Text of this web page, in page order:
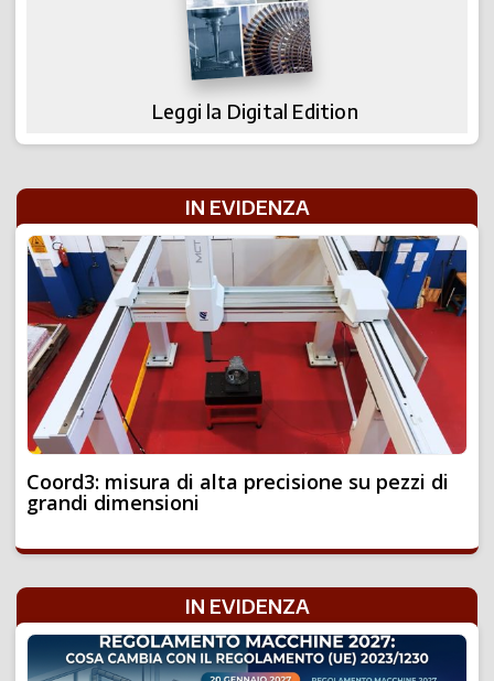
Leggi la Digital Edition
IN EVIDENZA
Coord3: misura di alta precisione su pezzi di
grandi dimensioni
IN EVIDENZA